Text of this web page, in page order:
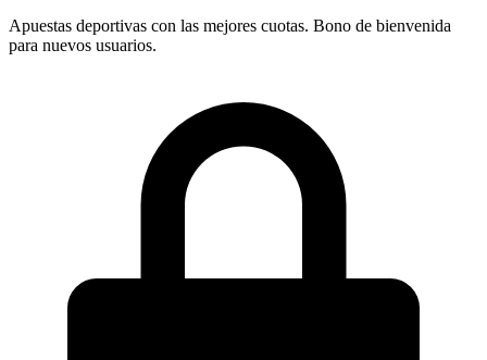
Apuestas deportivas con las mejores cuotas. Bono de bienvenida
para nuevos usuarios.